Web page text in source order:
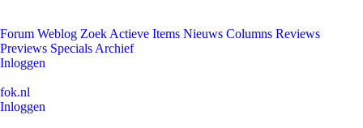
Forum Weblog Zoek Actieve Items Nieuws Columns Reviews
Previews Specials Archief
Inloggen
fok.nl
Inloggen